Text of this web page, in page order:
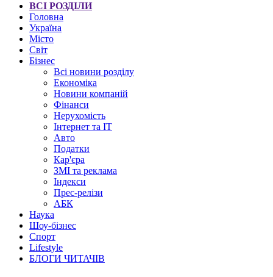
ВСІ РОЗДІЛИ
Головна
Україна
Місто
Світ
Бізнес
Всі новини розділу
Економіка
Новини компаній
Фінанси
Нерухомість
Інтернет та IT
Авто
Податки
Кар'єра
ЗМІ та реклама
Індекси
Прес-релізи
АБК
Наука
Шоу-бізнес
Спорт
Lifestyle
БЛОГИ ЧИТАЧІВ